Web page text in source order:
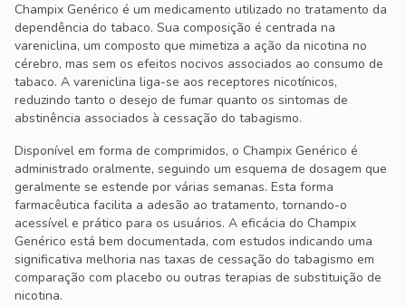
Champix Genérico é um medicamento utilizado no tratamento da
dependência do tabaco. Sua composição é centrada na
vareniclina, um composto que mimetiza a ação da nicotina no
cérebro, mas sem os efeitos nocivos associados ao consumo de
tabaco. A vareniclina liga-se aos receptores nicotínicos,
reduzindo tanto o desejo de fumar quanto os sintomas de
abstinência associados à cessação do tabagismo.
Disponível em forma de comprimidos, o Champix Genérico é
administrado oralmente, seguindo um esquema de dosagem que
geralmente se estende por várias semanas. Esta forma
farmacêutica facilita a adesão ao tratamento, tornando-o
acessível e prático para os usuários. A eficácia do Champix
Genérico está bem documentada, com estudos indicando uma
significativa melhoria nas taxas de cessação do tabagismo em
comparação com placebo ou outras terapias de substituição de
nicotina.